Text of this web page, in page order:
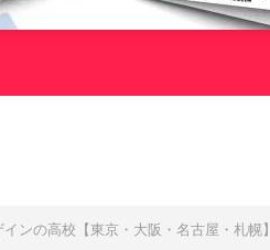
ンの高校【東京・大阪・名古屋・札幌】